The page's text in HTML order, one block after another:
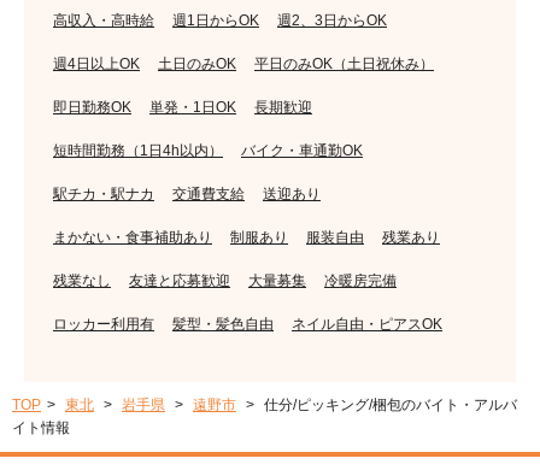
高収入・高時給 週1日からOK 週2、3日からOK
週4日以上OK 土日のみOK 平日のみOK（土日祝休み）
即日勤務OK 単発・1日OK 長期歓迎
短時間勤務（1日4h以内） バイク・車通勤OK
駅チカ・駅ナカ 交通費支給 送迎あり
まかない・食事補助あり 制服あり 服装自由 残業あり
残業なし 友達と応募歓迎 大量募集 冷暖房完備
ロッカー利用有 髪型・髪色自由 ネイル自由・ピアスOK
TOP 東北 岩手県 遠野市
仕分/ピッキング/梱包のバイト・アルバ
イト情報